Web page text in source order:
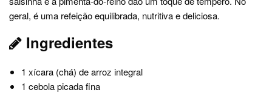
geral, é uma refeição equilibrada, nutritiva e deliciosa.
Ingredientes
1 xícara (chá) de arroz integral
1 cebola picada fina